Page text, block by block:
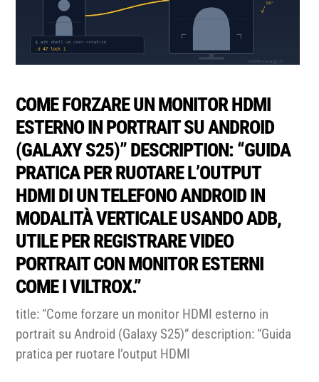
COME FORZARE UN MONITOR HDMI
ESTERNO IN PORTRAIT SU ANDROID
(GALAXY S25)” DESCRIPTION: “GUIDA
PRATICA PER RUOTARE L’OUTPUT
HDMI DI UN TELEFONO ANDROID IN
MODALITÀ VERTICALE USANDO ADB,
UTILE PER REGISTRARE VIDEO
PORTRAIT CON MONITOR ESTERNI
COME I VILTROX.”
title: “Come forzare un monitor HDMI esterno in
portrait su Android (Galaxy S25)” description: “Guida
pratica per ruotare l’output HDMI